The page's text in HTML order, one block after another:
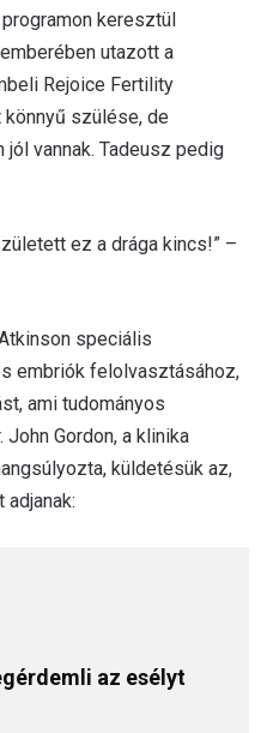
keresztül
utazott a
Rejoice Fertility
könnyű szülése, de
vannak. Tadeusz pedig
ez a drága kincs!” –
speciális
embriók felolvasztásához,
ami tudományos
Gordon, a klinika
küldetésük az,
az esélyt